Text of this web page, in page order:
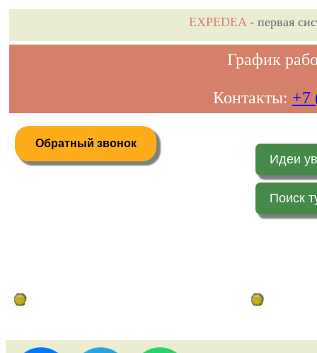
EXPEDEA- первая
График
Контакты: +7
Обратный звонок
Идеи
Поиск
Дистанционное бронирование туров